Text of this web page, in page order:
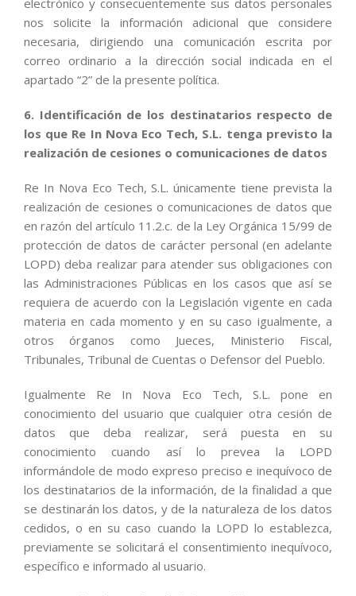
electrónico y consecuentemente sus datos personales
nos solicite la información adicional que considere
necesaria, dirigiendo una comunicación escrita por
correo ordinario a la dirección social indicada en el
apartado “2” de la presente política.
6. Identificación de los destinatarios respecto de
los que Re In Nova Eco Tech, S.L. tenga previsto la
realización de cesiones o comunicaciones de datos
Re In Nova Eco Tech, S.L. únicamente tiene prevista la
realización de cesiones o comunicaciones de datos que
en razón del artículo 11.2.c. de la Ley Orgánica 15/99 de
protección de datos de carácter personal (en adelante
LOPD) deba realizar para atender sus obligaciones con
las Administraciones Públicas en los casos que así se
requiera de acuerdo con la Legislación vigente en cada
materia en cada momento y en su caso igualmente, a
otros órganos como Jueces, Ministerio Fiscal,
Tribunales, Tribunal de Cuentas o Defensor del Pueblo.
Igualmente Re In Nova Eco Tech, S.L. pone en
conocimiento del usuario que cualquier otra cesión de
datos que deba realizar, será puesta en su
conocimiento cuando así lo prevea la LOPD
informándole de modo expreso preciso e inequívoco de
los destinatarios de la información, de la finalidad a que
se destinarán los datos, y de la naturaleza de los datos
cedidos, o en su caso cuando la LOPD lo establezca,
previamente se solicitará el consentimiento inequívoco,
específico e informado al usuario.